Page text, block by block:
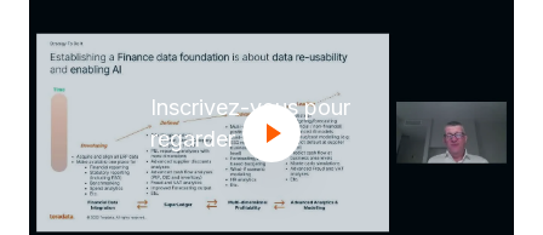
Inscrivez-vous pour
regarder